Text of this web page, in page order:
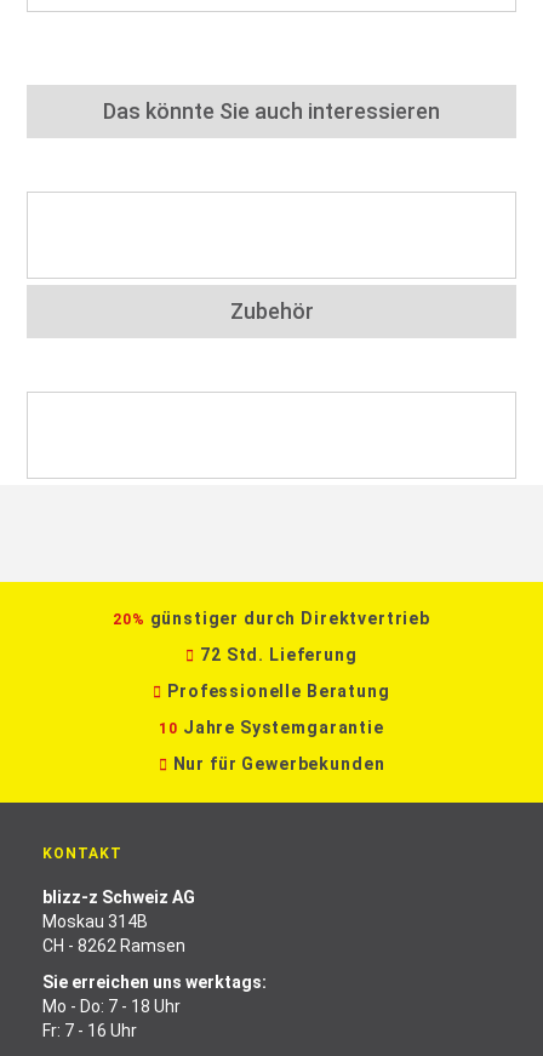
Das könnte Sie auch interessieren
Zubehör
20% günstiger durch Direktvertrieb
72 Std. Lieferung
Professionelle Beratung
10 Jahre Systemgarantie
Nur für Gewerbekunden
KONTAKT
blizz-z Schweiz AG
Moskau 314B
CH - 8262 Ramsen
Sie erreichen uns werktags:
Mo - Do: 7 - 18 Uhr
Fr: 7 - 16 Uhr